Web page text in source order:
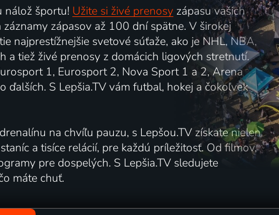
nálož športu! Užite si živé prenosyzápasu vašich
zápasov až 100 dní spätne. V širokej
najprestížnejšie svetové súťaže, ako je NHL, NBA,
a tiež živé prenosy z domácich ligových stretnutí.
1, Eurosport 2, Nova Sport 1 a 2, Arena
ďalších. S Lepšia.TV vám futbal, hokej a čokoľvek
na chvíľu pauzu, s Lepšou.TV získate nielen
a tisíce relácií, pre každú príležitosť. Od filmov,
pre dospelých. S Lepšia.TV sledujete
máte chuť.